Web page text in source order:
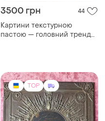
рельєфи, які створюють
особливу атмосферу
TOP